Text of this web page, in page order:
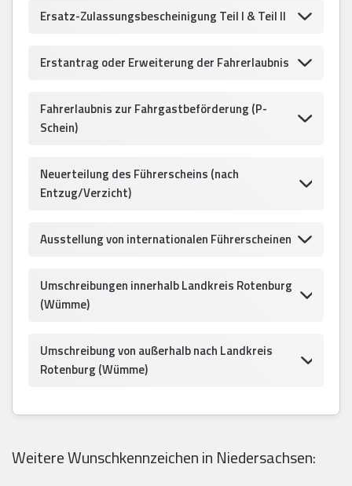
Ersatz-Zulassungsbescheinigung Teil I & Teil II
Erstantrag oder Erweiterung der Fahrerlaubnis
Fahrerlaubnis zur Fahrgastbeförderung (P-
Schein)
Neuerteilung des Führerscheins (nach
Entzug/Verzicht)
Ausstellung von internationalen Führerscheinen
Umschreibungen innerhalb Landkreis Rotenburg
(Wümme)
Umschreibung von außerhalb nach Landkreis
Rotenburg (Wümme)
Weitere Wunschkennzeichen in Niedersachsen: